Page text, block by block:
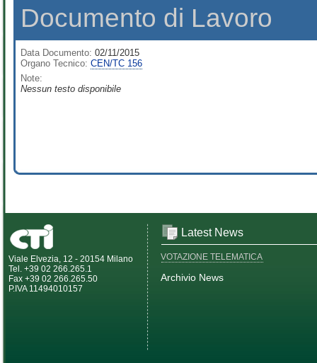
Documento di Lavoro
Data Documento: 02/11/2015
Organo Tecnico: CEN/TC 156
Note:
Nessun testo disponibile
Viale Elvezia, 12 - 20154 Milano
Tel. +39 02 266.265.1
Fax +39 02 266.265.50
P.IVA 11494010157
Latest News
VOTAZIONE TELEMATICA
Archivio News